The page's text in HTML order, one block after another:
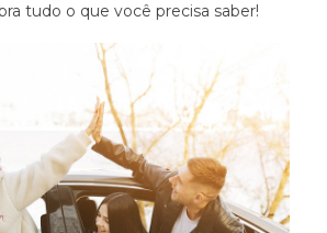
tudo o que você precisa saber!